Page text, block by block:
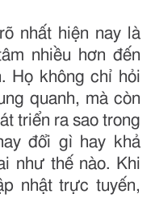
nhất hiện nay là
nhiều hơn đến
Họ không chỉ hỏi
quanh, mà còn
triển ra sao trong
đổi gì hay khả
như thế nào. Khi
nhật trực tuyến,